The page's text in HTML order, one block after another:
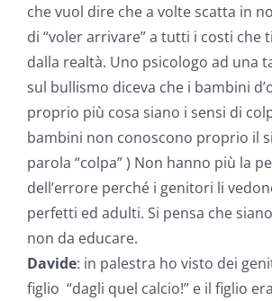
che vuol dire che a volte scatta in
di “voler arrivare” a tutti i costi che
dalla realtà. Uno psicologo ad una
sul bullismo diceva che i bambini
proprio più cosa siano i sensi di
bambini non conoscono proprio il
parola “colpa” ) Non hanno più la
dell’errore perché i genitori li
perfetti ed adulti. Si pensa che
non da educare.
Davide: in palestra ho visto dei
figlio “dagli quel calcio!” e il figlio